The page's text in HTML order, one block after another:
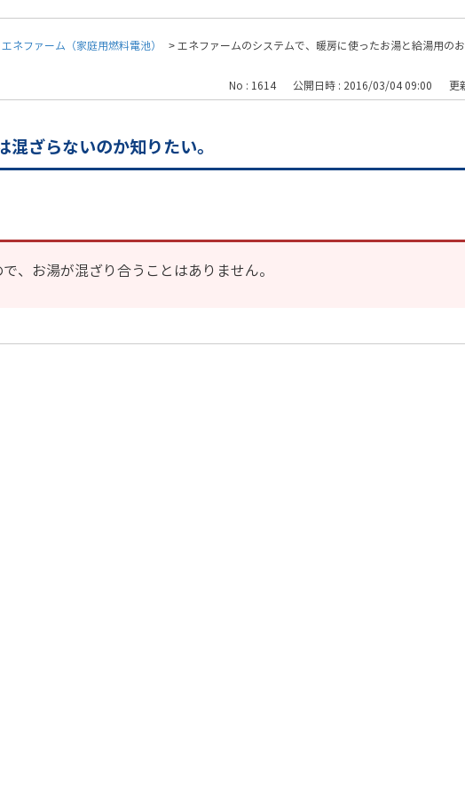
エネファーム（家庭用燃料電池） >エネファームのシステムで、暖房に使ったお湯と給湯用の
No : 1614 公開日時 : 2016/03/04 09:00 更
ざらないのか知りたい。
、お湯が混ざり合うことはありません。